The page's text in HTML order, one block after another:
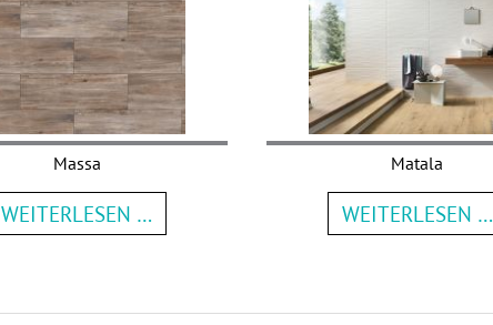
Massa
WEITERLESEN …
Matala
WEITERLESEN …